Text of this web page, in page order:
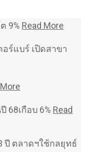
9% Read More
อร์แบร์ เปิดสาขา
68เกือบ 6% Read
ปี ตลาดฯใช้กลยุทธ์